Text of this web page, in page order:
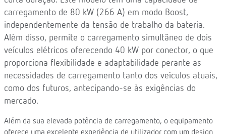
carregamento de 80 kW (266 A) em modo Boost,
independentemente da tensão de trabalho da bateria.
Além disso, permite o carregamento simultâneo de dois
veículos elétricos oferecendo 40 kW por conector, o que
proporciona flexibilidade e adaptabilidade perante as
necessidades de carregamento tanto dos veículos atuais,
como dos futuros, antecipando-se às exigências do
mercado.
Além da sua elevada potência de carregamento, o equipamento